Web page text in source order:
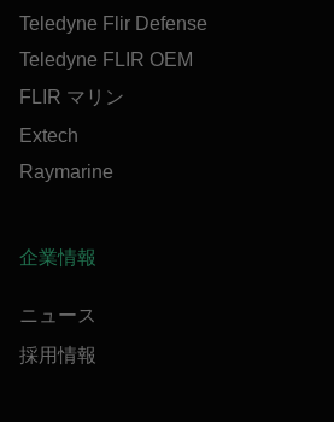
Teledyne Flir Defense
Teledyne FLIR OEM
FLIR マリン
Extech
Raymarine
企業情報
ニュース
採用情報